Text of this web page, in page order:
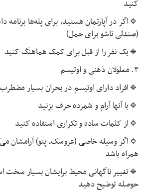
کنید
🔹اگر در آپارتمان هستید، برای پله‌ها برنامه
(صندلی تاشو برای حمل)
🔹یک نفر را از قبل برای کمک هماهنگ کنید
۳. معلولان ذهنی و اوتیسم
🔹افراد دارای اوتیسم در بحران بسیار
🔹با آنها آرام و شمرده حرف بزنید
🔹از کلمات ساده و تکراری استفاده کنید
🔹اگر وسیله خاصی (عروسک، پتو) آرامشان
همراه باشد
🔹تغییر ناگهانی محیط برایشان بسیار سخت
حوصله توضیح دهید